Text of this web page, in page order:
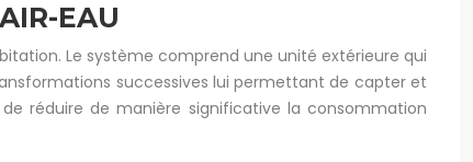
EAU
Le système comprend une unité extérieure qui
successives lui permettant de capter et
réduire de manière significative la consommation